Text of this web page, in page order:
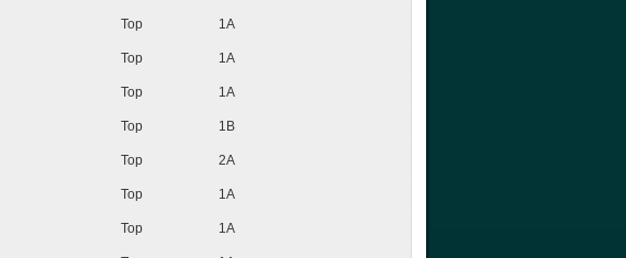
Top 1A
Top 1A
Top 1A
Top 1B
Top 2A
Top 1A
Top 1A